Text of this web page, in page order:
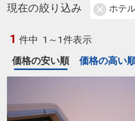
現在の絞り込み ホテ
1 件中 1～1件表示
価格の安い順
価格の高い